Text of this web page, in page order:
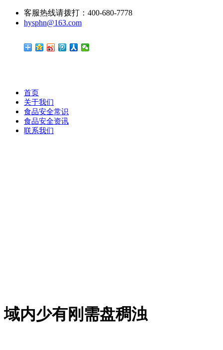
客服热线请拨打：400-680-7778
hysphn@163.com
首页
关于我们
食品安全常识
食品安全资讯
联系我们
域内少有刚需盘稠浊